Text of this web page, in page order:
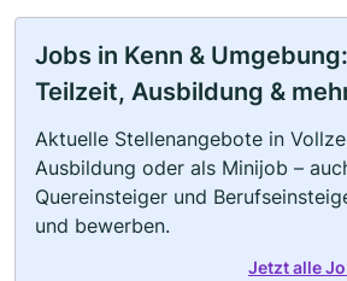
Jobs in Kenn &
Teilzeit, Ausbildung &
Aktuelle Stellenangebote in
Ausbildung oder als Minijob –
Quereinsteiger und
und bewerben.
Jetzt alle